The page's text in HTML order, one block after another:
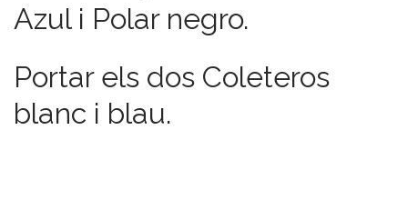
Azul i Polar negro.
Portar els dos Coleteros
blanc i blau.